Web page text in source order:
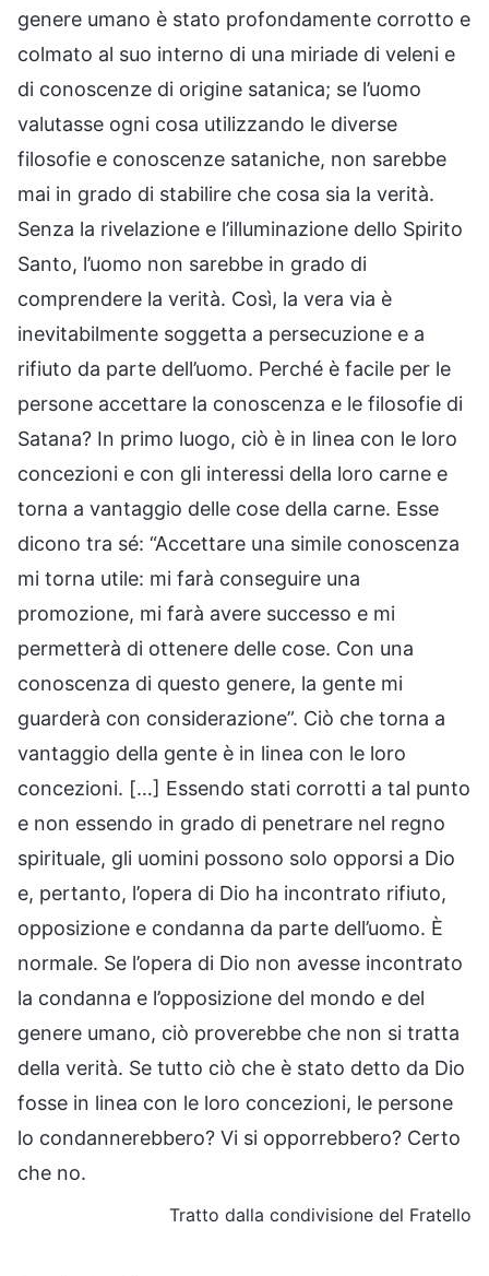
genere umano è stato profondamente corrotto e
colmato al suo interno di una miriade di veleni e
di conoscenze di origine satanica; se l’uomo
valutasse ogni cosa utilizzando le diverse
filosofie e conoscenze sataniche, non sarebbe
mai in grado di stabilire che cosa sia la verità.
Senza la rivelazione e l’illuminazione dello Spirito
Santo, l’uomo non sarebbe in grado di
comprendere la verità. Così, la vera via è
inevitabilmente soggetta a persecuzione e a
rifiuto da parte dell’uomo. Perché è facile per le
persone accettare la conoscenza e le filosofie di
Satana? In primo luogo, ciò è in linea con le loro
concezioni e con gli interessi della loro carne e
torna a vantaggio delle cose della carne. Esse
dicono tra sé: “Accettare una simile conoscenza
mi torna utile: mi farà conseguire una
promozione, mi farà avere successo e mi
permetterà di ottenere delle cose. Con una
conoscenza di questo genere, la gente mi
guarderà con considerazione”. Ciò che torna a
vantaggio della gente è in linea con le loro
concezioni. […] Essendo stati corrotti a tal punto
e non essendo in grado di penetrare nel regno
spirituale, gli uomini possono solo opporsi a Dio
e, pertanto, l’opera di Dio ha incontrato rifiuto,
opposizione e condanna da parte dell’uomo. È
normale. Se l’opera di Dio non avesse incontrato
la condanna e l’opposizione del mondo e del
genere umano, ciò proverebbe che non si tratta
della verità. Se tutto ciò che è stato detto da Dio
fosse in linea con le loro concezioni, le persone
lo condannerebbero? Vi si opporrebbero? Certo
che no.
Tratto dalla condivisione del Fratello